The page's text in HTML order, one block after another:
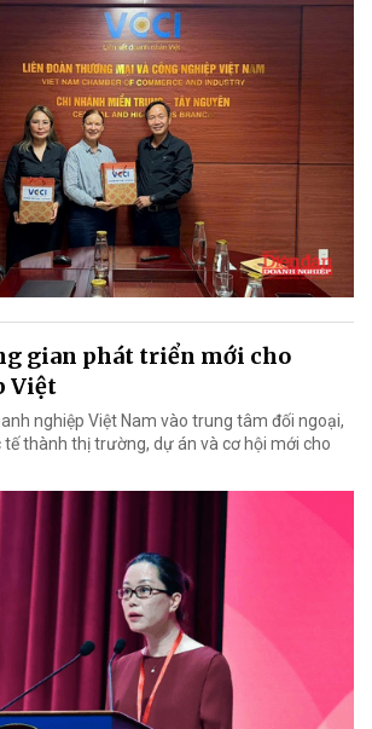
gian phát triển mới cho
Việt
nghiệp Việt Nam vào trung tâm đối ngoại,
tế thành thị trường, dự án và cơ hội mới cho